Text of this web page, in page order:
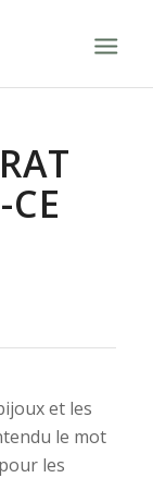
CE
et les
le mot
les